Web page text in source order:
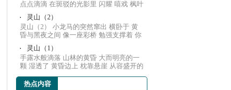
点点滴滴 在斑驳的光影里 闪耀 嘻戏 枫叶
的飘零...
灵山（2）
灵山（2） 小龙马的突然窜出 横卧于 黄
昏与黑夜之间 像一座彩桥 勉强支撑着 你
与她 忍...
灵山（1）
手露水般滴落 山林的黄昏 大而明亮的一
颗 湿透了 黄昏边上 枕靠悬崖 从容盛开的
热点内容